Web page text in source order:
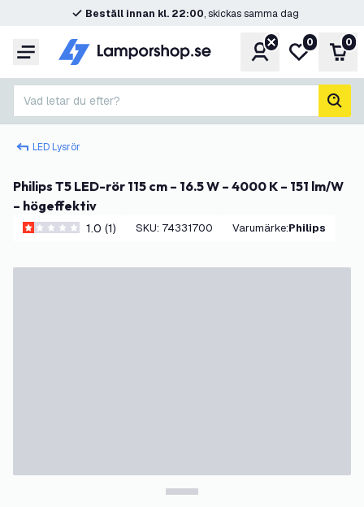
Beställ innan kl. 22:00, skickas samma dag
Meny KontoMin0 0
Vad letar du efter?
sök
LED Lysrör
Philips T5 LED-rör 115 cm – 16.5 W – 4000 K – 151 lm/W
– högeffektiv
1 stjärnbetyg1.0 (1) SKU: 74331700 Varumärke: Philips